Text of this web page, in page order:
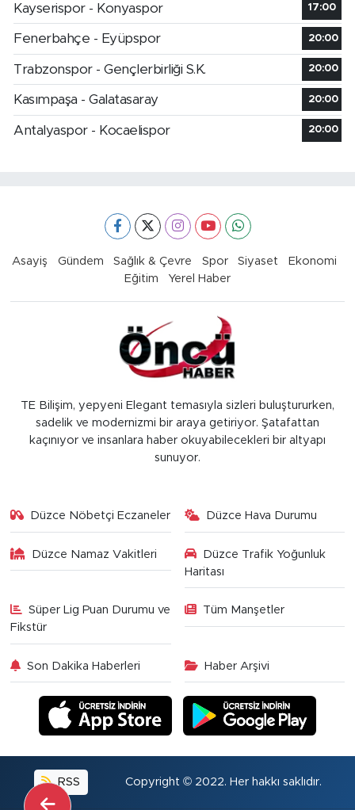
Kayserispor - Konyaspor
17:00
Fenerbahçe - Eyüpspor 20:00
Trabzonspor - Gençlerbirliği S.K. 20:00
Kasımpaşa - Galatasaray 20:00
Antalyaspor - Kocaelispor 20:00
Asayiş Gündem Sağlık & Çevre Spor Siyaset
Ekonomi
Eğitim
Yerel Haber
TE Bilişim, yepyeni Elegant temasıyla sizleri buluştururken,
sadelik ve modernizmi bir araya getiriyor. Şatafattan
kaçınıyor ve insanlara haber okuyabilecekleri bir altyapı
sunuyor.
Düzce Nöbetçi Eczaneler Düzce Hava Durumu
Düzce Namaz Vakitleri
Düzce Trafik Yoğunluk
Haritası
Süper Lig Puan Durumu ve
Fikstür
Tüm Manşetler
Son Dakika Haberleri Haber Arşivi
RSS Copyright © 2022. Her hakkı saklıdır.